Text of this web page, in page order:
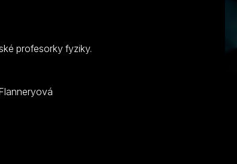
profesorky fyziky.
C. Kalopsis, R. Youngová, K. David, K. Flanneryová